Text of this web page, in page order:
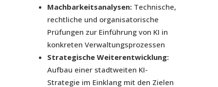
Machbarkeitsanalysen:Technische,
rechtliche und organisatorische
Prüfungen zur Einführung von KI in
konkreten Verwaltungsprozessen
Strategische Weiterentwicklung:
Aufbau einer stadtweiten KI-
Strategie im Einklang mit den Zielen